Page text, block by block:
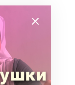
дамским
в
Санкт-